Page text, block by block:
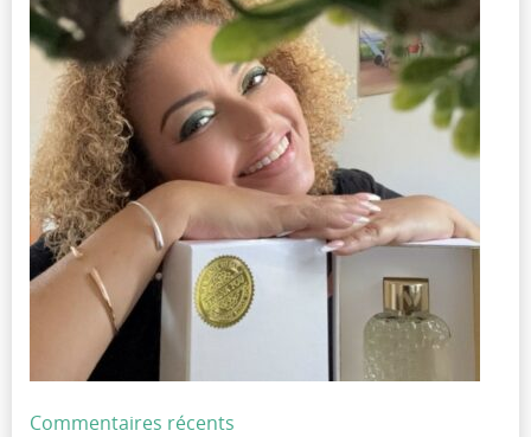
Commentaires récents